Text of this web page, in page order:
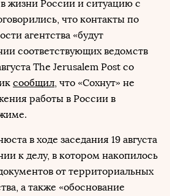
жизни России и ситуацию с
что контакты по
агентства «будут
соответствующих ведомств
The Jerusalem Post со
сообщил , что «Сохнут» не
работы в России в
в ходе заседания 19 августа
к делу, в котором накопилось
от территориальных
а также «обоснование